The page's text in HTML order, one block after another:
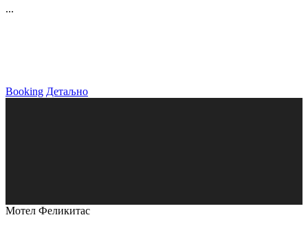
...
Booking Детаљно
Мотел Феликитас